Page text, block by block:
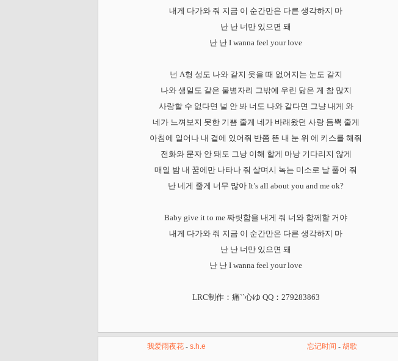
내게 다가와 줘 지금 이 순간만은 다른 생각하지 마
난 난 너만 있으면 돼
난 난 I wanna feel your love
넌 A형 성도 나와 같지 웃을 때 없어지는 눈도 같지
나와 생일도 같은 물병자리 그밖에 우린 닮은 게 참 많지
사랑할 수 없다면 널 안 봐 너도 나와 같다면 그냥 내게 와
네가 느껴보지 못한 기쁨 줄게 네가 바래왔던 사랑 듬뿍 줄게
아침에 일어나 내 곁에 있어줘 반쯤 뜬 내 눈 위 에 키스를 해줘
전화와 문자 안 돼도 그냥 이해 할게 마냥 기다리지 않게
매일 밤 내 꿈에만 나타나 줘 살며시 녹는 미소로 날 풀어 줘
난 네게 줄게 너무 많아 It’s all about you and me ok?
Baby give it to me 짜릿함을 내게 줘 너와 함께할 거야
내게 다가와 줘 지금 이 순간만은 다른 생각하지 마
난 난 너만 있으면 돼
난 난 I wanna feel your love
LRC制作：痛``心ゆ QQ：279283863
我爱雨夜花- s.h.e 忘记时间 -胡歌